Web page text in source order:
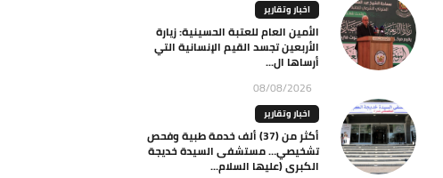
اخبار وتقارير
الأمين العام للعتبة الحسينية: زيارة
الأربعين تجسد القيم الإنسانية التي
أرساها ال...
08/08/2026
اخبار وتقارير
أكثر من (37) ألف خدمة طبية وفحص
تشخيصي… مستشفى السيدة خديجة
الكبرى (عليها السلام...